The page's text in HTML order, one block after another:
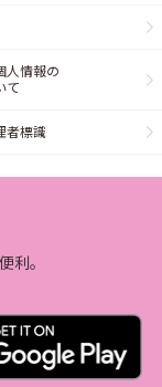
人情報の
て
者標識
利。